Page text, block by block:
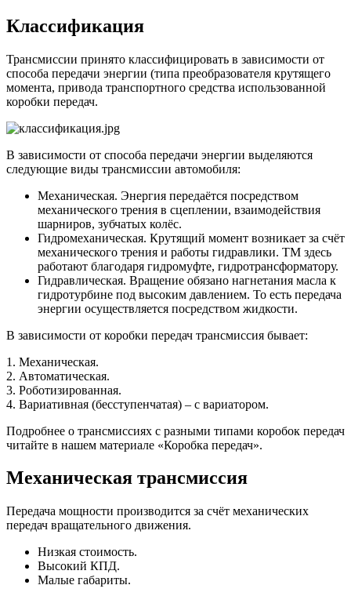
Классификация
Трансмиссии принято классифицировать в зависимости от
способа передачи энергии (типа преобразователя крутящего
момента, привода транспортного средства использованной
коробки передач.
В зависимости от способа передачи энергии выделяются
следующие виды трансмиссии автомобиля:
Механическая. Энергия передаётся посредством
механического трения в сцеплении, взаимодействия
шарниров, зубчатых колёс.
Гидромеханическая. Крутящий момент возникает за счёт
механического трения и работы гидравлики. ТМ здесь
работают благодаря гидромуфте, гидротрансформатору.
Гидравлическая. Вращение обязано нагнетания масла к
гидротурбине под высоким давлением. То есть передача
энергии осуществляется посредством жидкости.
В зависимости от коробки передач трансмиссия бывает:
1. Механическая.
2. Автоматическая.
3. Роботизированная.
4. Вариативная (бесступенчатая) – с вариатором.
Подробнее о трансмиссиях с разными типами коробок передач
читайте в нашем материале «Коробка передач».
Механическая трансмиссия
Передача мощности производится за счёт механических
передач вращательного движения.
Низкая стоимость.
Высокий КПД.
Малые габариты.